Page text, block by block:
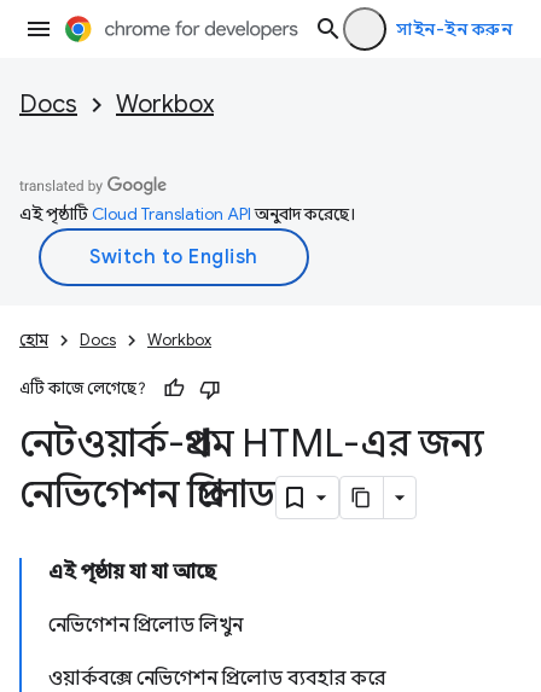
সাইন-ইন করুন
Docs Workbox
এই পৃষ্ঠাটিCloud Translation APIঅনুবাদ করেছে।
হোম Docs Workbox
এটি কাজে লেগেছে?
নেটওয়ার্ক-প্রথম HTML-এর জন্য
নেভিগেশন প্রিলোড
এই পৃষ্ঠায় যা যা আছে
নেভিগেশন প্রিলোড লিখুন
ওয়ার্কবক্সে নেভিগেশন প্রিলোড ব্যবহার করে